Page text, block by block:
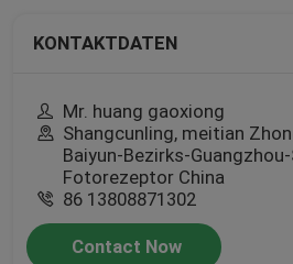
KONTAKTDATEN
Mr. huang gaoxiong
Shangcunling, meitian
Baiyun-Bezirks-
Fotorezeptor China
86 13808871302
Contact Now